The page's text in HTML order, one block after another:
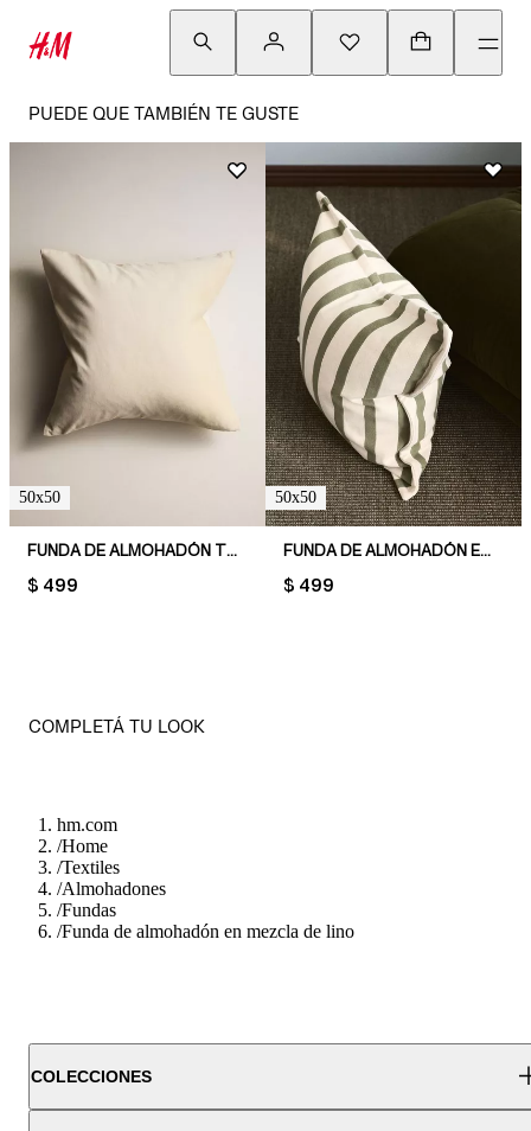
PUEDE QUE TAMBIÉN TE GUSTE
50x50
FUNDA DE ALMOHADÓN TERCIOPELO
PRICE:
$ 499
50x50
FUNDA DE ALMOHADÓN EN LONA ESTAMPADA
PRICE:
$ 499
COMPLETÁ TU LOOK
hm.com
/Home
/Textiles
/Almohadones
/Fundas
/Funda de almohadón en mezcla de lino
COLECCIONES